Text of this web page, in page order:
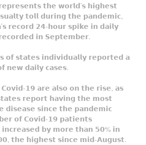
𝘁𝗵𝗲 𝘄𝗼𝗿𝗹𝗱’𝘀 𝗵𝗶𝗴𝗵𝗲𝘀𝘁
𝘁𝗼𝗹𝗹 𝗱𝘂𝗿𝗶𝗻𝗴 𝘁𝗵𝗲 𝗽𝗮𝗻𝗱𝗲𝗺𝗶𝗰,
𝗿𝗲𝗰𝗼𝗿𝗱 𝟮𝟰-𝗵𝗼𝘂𝗿 𝘀𝗽𝗶𝗸𝗲 𝗶𝗻 𝗱𝗮𝗶𝗹𝘆
𝗶𝗻 𝗦𝗲𝗽𝘁𝗲𝗺𝗯𝗲𝗿.
𝘀𝘁𝗮𝘁𝗲𝘀 𝗶𝗻𝗱𝗶𝘃𝗶𝗱𝘂𝗮𝗹𝗹𝘆 𝗿𝗲𝗽𝗼𝗿𝘁𝗲𝗱 𝗮
𝗻𝗲𝘄 𝗱𝗮𝗶𝗹𝘆 𝗰𝗮𝘀𝗲𝘀.
𝟭𝟵 𝗮𝗿𝗲 𝗮𝗹𝘀𝗼 𝗼𝗻 𝘁𝗵𝗲 𝗿𝗶𝘀𝗲, 𝗮𝘀
𝗿𝗲𝗽𝗼𝗿𝘁 𝗵𝗮𝘃𝗶𝗻𝗴 𝘁𝗵𝗲 𝗺𝗼𝘀𝘁
𝗱𝗶𝘀𝗲𝗮𝘀𝗲 𝘀𝗶𝗻𝗰𝗲 𝘁𝗵𝗲 𝗽𝗮𝗻𝗱𝗲𝗺𝗶𝗰
𝗼𝗳 𝗖𝗼𝘃𝗶𝗱-𝟭𝟵 𝗽𝗮𝘁𝗶𝗲𝗻𝘁𝘀
𝗶𝗻𝗰𝗿𝗲𝗮𝘀𝗲𝗱 𝗯𝘆 𝗺𝗼𝗿𝗲 𝘁𝗵𝗮𝗻 𝟱𝟬% 𝗶𝗻
𝘁𝗵𝗲 𝗵𝗶𝗴𝗵𝗲𝘀𝘁 𝘀𝗶𝗻𝗰𝗲 𝗺𝗶𝗱-𝗔𝘂𝗴𝘂𝘀𝘁.